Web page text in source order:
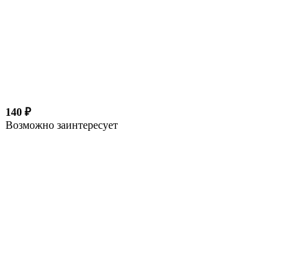
140 ₽
Возможно заинтересует